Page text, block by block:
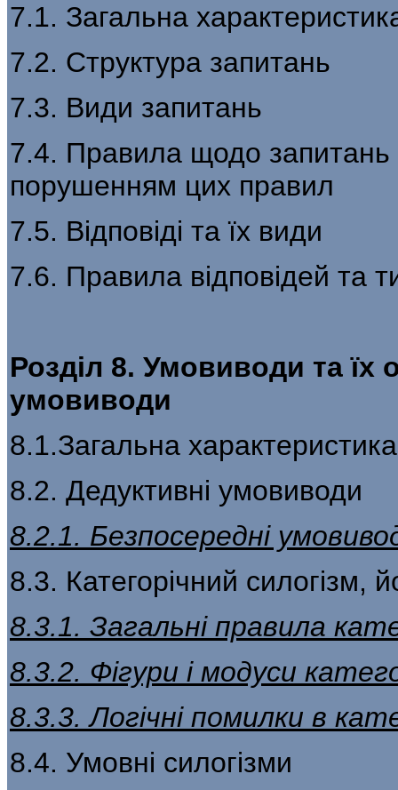
7.1. Загальна
7.2. Структура запитань
7.3. Види запитань
7.4. Правила щодо запитань
порушенням цих правил
7.5. Відповіді та їх види
7.6. Правила відповідей та
Розділ 8. Умовиводи та їх
умовиводи
8.1.Загальна
8.2. Дедуктивні умовиводи
8.2.1. Безпосередні
8.3. Категорічний силогізм,
8.3.1. Загальні правила
8.3.2. Фігури і модуси
8.3.3. Логічні помилки в
8.4. Умовні силогізми